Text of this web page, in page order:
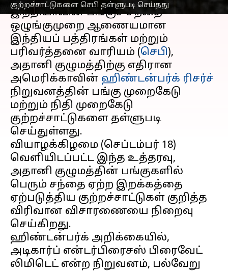
குற்றச்சாட்டுகளை செபி தள்ளுபடி செய்தது
இந்தியாவின் பங்குச் சந்தை
ஒழுங்குமுறை ஆணையமான
இந்தியப் பத்திரங்கள் மற்றும்
பரிவர்த்தனை வாரியம் (செபி),
அதானி குழுமத்திற்கு எதிரான
அமெரிக்காவின் ஹிண்டன்பர்க் ரிசர்ச்
நிறுவனத்தின் பங்கு முறைகேடு
மற்றும் நிதி முறைகேடு
குற்றச்சாட்டுகளை தள்ளுபடி
செய்துள்ளது.
வியாழக்கிழமை (செப்டம்பர் 18)
வெளியிடப்பட்ட இந்த உத்தரவு,
அதானி குழுமத்தின் பங்குகளில்
பெரும் சந்தை ஏற்ற இறக்கத்தை
ஏற்படுத்திய குற்றச்சாட்டுகள் குறித்த
விரிவான விசாரணையை நிறைவு
செய்கிறது.
ஹிண்டன்பர்க் அறிக்கையில்,
அடிகார்ப் என்டர்பிரைசஸ் பிரைவேட்
லிமிடெட் என்ற நிறுவனம், பல்வேறு